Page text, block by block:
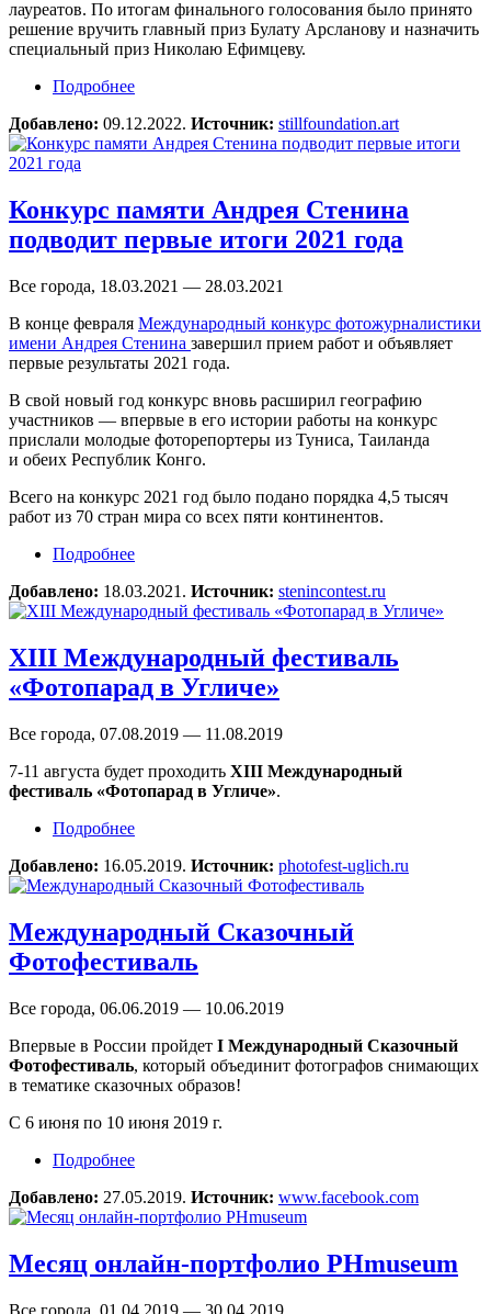
лауреатов. По итогам финального голосования было принято
решение вручить главный приз Булату Арсланову и назначить
специальный приз Николаю Ефимцеву.
Подробнее
fashion-фотографии в России
Добавлено: 09.12.2022. Источник: stillfoundation.art
Конкурс памяти Андрея Стенина
подводит первые итоги 2021 года
Все города, 18.03.2021 — 28.03.2021
В конце февраля Международный конкурс фотожурналистики
имени Андрея Стенина завершил прием работ и объявляет
первые результаты 2021 года.
В свой новый год конкурс вновь расширил географию
участников — впервые в его истории работы на конкурс
прислали молодые фоторепортеры из Туниса, Таиланда
и обеих Республик Конго.
Всего на конкурс 2021 год было подано порядка 4,5 тысяч
работ из 70 стран мира со всех пяти континентов.
Подробнее
Добавлено: 18.03.2021. Источник: stenincontest.ru
XIII Международный фестиваль
«Фотопарад в Угличе»
Все города, 07.08.2019 — 11.08.2019
7-11 августа будет проходить XIII Международный
фестиваль «Фотопарад в Угличе».
Подробнее
Добавлено: 16.05.2019. Источник: photofest-uglich.ru
Международный Сказочный
Фотофестиваль
Все города, 06.06.2019 — 10.06.2019
Впервые в России пройдет I Международный Сказочный
Фотофестиваль, который объединит фотографов снимающих
в тематике сказочных образов!
С 6 июня по 10 июня 2019 г.
Подробнее
Добавлено: 27.05.2019. Источник: www.facebook.com
Месяц онлайн-портфолио PHmuseum
Все города, 01.04.2019 — 30.04.2019